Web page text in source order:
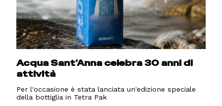
Acqua Sant’Anna celebra 30 anni di
attività
Per l'occasione è stata lanciata un'edizione speciale
della bottiglia in Tetra Pak